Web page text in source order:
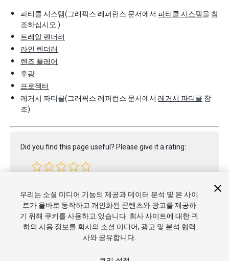
파티클 시스템(그래픽스 레퍼런스 문서에서 파티클 시스템을 참
조하십시오.)
트레일 렌더러
라인 렌더러
렌즈 플레어
후광
프로젝터
레거시 파티클(그래픽스 레퍼런스 문서에서 레거시 파티클 참
조)
Did you find this page useful? Please give it a rating:
우리는 소셜 미디어 기능의 제공과 데이터 분석 및 본 사이
트가 올바로 동작하고 개인화된 콘텐츠와 광고를 제공하
기 위해 쿠키를 사용하고 있습니다. 회사 사이트에 대한 귀
하의 사용 정보를 회사의 소셜 미디어, 광고 및 분석 협력
사와 공유합니다.